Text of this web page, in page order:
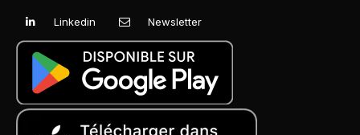
Linkedin Newsletter